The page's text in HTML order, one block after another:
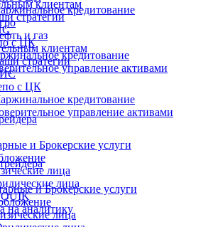
клиентам
стратегии
с ЦК
кредитование
управление активами
и Брокерские услуги
лица
лица
QUIK
на аналитику
кредитование
и газ
клиентам
стратегии
с ЦК
кредитование
управление активами
и Брокерские услуги
лица